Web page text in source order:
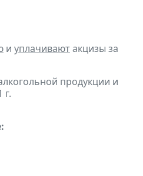
и уплачиваютакцизы за
продукции и
г.